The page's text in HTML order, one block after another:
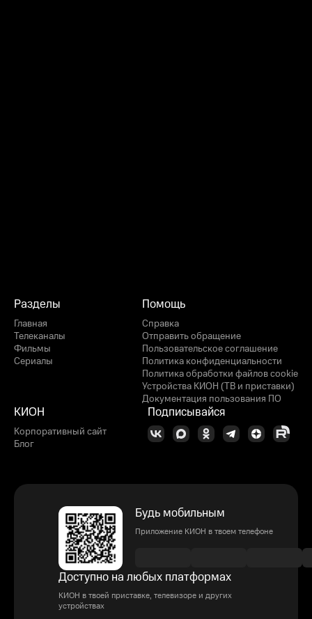
Разделы
Главная
Телеканалы
Фильмы
Сериалы
Помощь
Справка
Отправить обращение
Пользовательское соглашение
Политика конфиденциальности
Политика обработки файлов cookie
Устройства КИОН (ТВ и приставки)
Документация пользования ПО
КИОН
Корпоративный сайт
Блог
Подписывайся
Будь мобильным
Приложение КИОН в твоем телефоне
Доступно на любых платформах
КИОН в твоей приставке, телевизоре и других
устройствах